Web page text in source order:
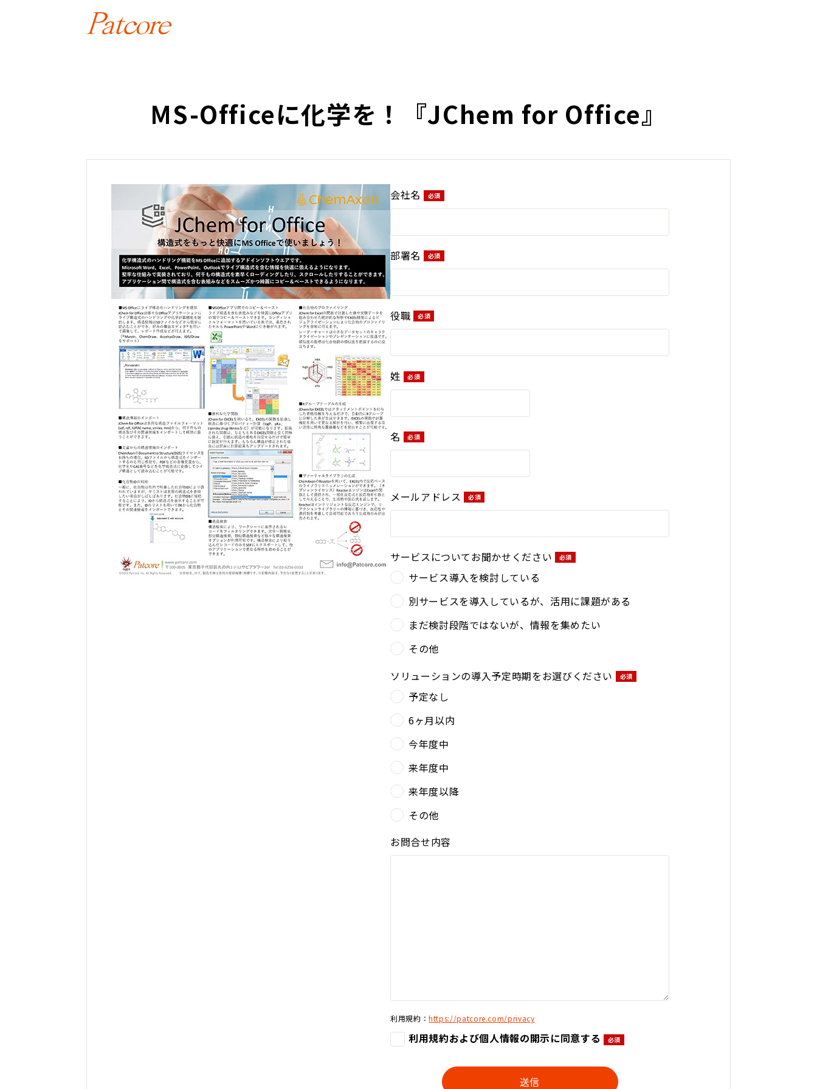
MS-Officeに化学を！『JChem for Office』
会社名
部署名
役職
姓
名
メールアドレス
サービスについてお聞かせください
サービス導入を検討している
別サービスを導入しているが、活用に課題がある
まだ検討段階ではないが、情報を集めたい
その他
ソリューションの導入予定時期をお選びください
予定なし
6ヶ月以内
今年度中
来年度中
来年度以降
その他
お問合せ内容
利用規約：https://patcore.com/privacy
利用規約および個人情報の開示に同意する